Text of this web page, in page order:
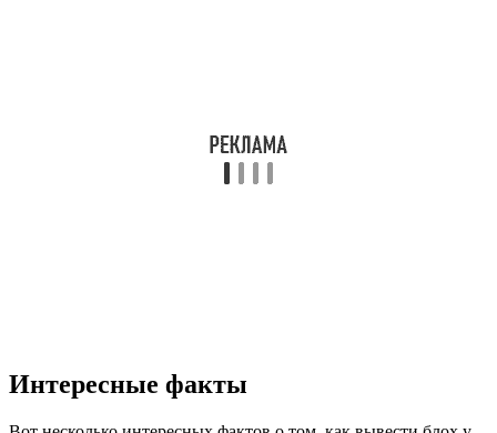
Интересные факты